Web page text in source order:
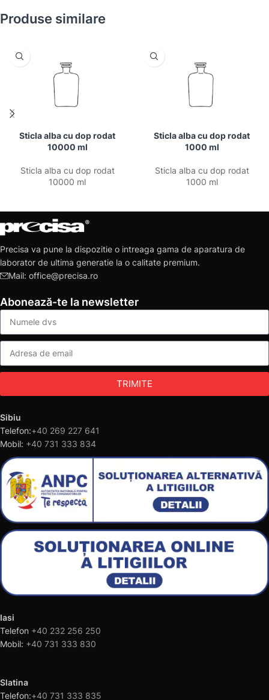
Produse similare
Sticla alba cu dop rodat
10000 ml
Sticla alba cu dop rodat
10000 ml
Sticla alba cu dop rodat
1000 ml
Sticla alba cu dop rodat
1000 ml
Precisa va pune la dispozitie o intreaga gama de aparatura de
laborator de ultima generatie la o calitate premium.
Mail: office@precisa.ro
Abonează-te la newsletter
TRIMITE
Sibiu
Telefon:+40 269 227 641
Mobil: +40 731 333 834
Iasi
Telefon +40 232 256 250
Mobil: +40 731 333 830
Slatina
Telefon:+40 731 333 835